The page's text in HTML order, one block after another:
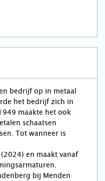
bedrijf op in metaal
het bedrijf zich in
maakte het ook
schaatsen
Tot wanneer is
en maakt vanaf
bij Menden